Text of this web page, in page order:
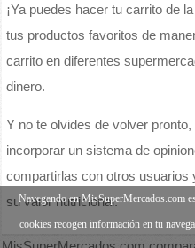
¡Ya puedes hacer tu carrito de
tus productos favoritos de
carrito en diferentes
dinero.
Y no te olvides de volver
incorporar un sistema de
compartirlas con otros usuarios
su valor nutricional.
Navegando en MisSuperMercados.com
cookies recogen información en tu